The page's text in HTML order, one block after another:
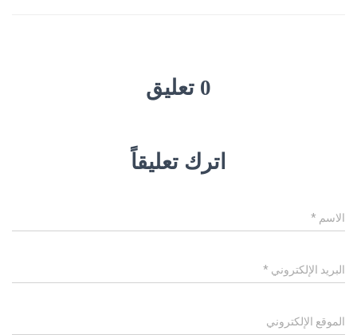
0 تعليق
اترك تعليقاً
الاسم *
البريد الإلكتروني *
الموقع الإلكتروني